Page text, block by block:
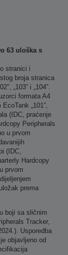
63 uloška s
stranici i
broja stranica
„103” i „104”.
formata A4
„101”,
(IDC, praćenje
Peripherals
u prvom
(IDC,
Hardcopy
prvom
prema
boji sa sličnim
Tracker,
Usporedba
objavljeno od